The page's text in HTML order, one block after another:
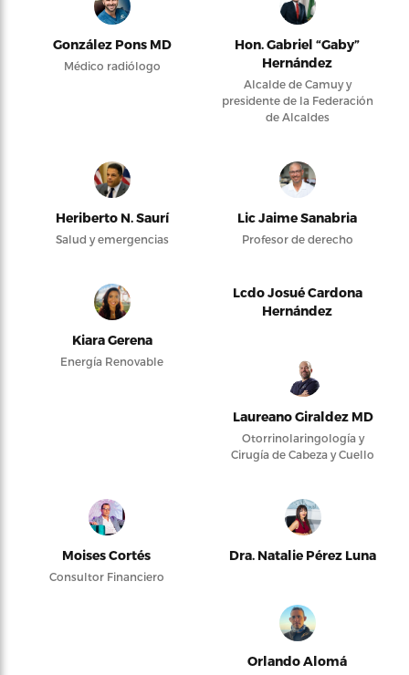
González Pons MD
Médico radiólogo
Hon. Gabriel “Gaby”
Hernández
Alcalde de Camuy y
presidente de la Federación
de Alcaldes
Heriberto N. Saurí
Salud y emergencias
Lic Jaime Sanabria
Profesor de derecho
Kiara Gerena
Energía Renovable
Lcdo Josué Cardona
Hernández
Laureano Giraldez MD
Otorrinolaringología y
Cirugía de Cabeza y Cuello
Moises Cortés
Consultor Financiero
Dra. Natalie Pérez Luna
Orlando Alomá